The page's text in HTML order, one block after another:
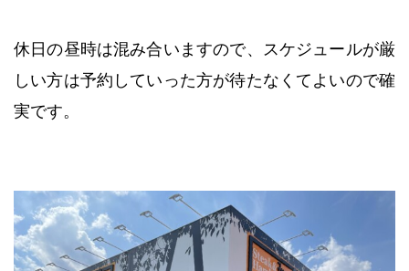
休日の昼時は混み合いますので、スケジュールが厳
しい方は予約していった方が待たなくてよいので確
実です。